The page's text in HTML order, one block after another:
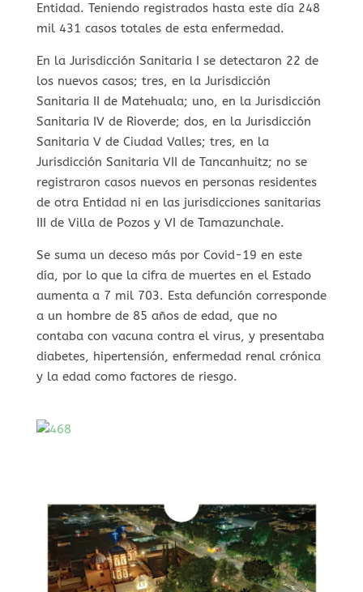
Entidad. Teniendo registrados hasta este día 248
mil 431 casos totales de esta enfermedad.
En la Jurisdicción Sanitaria I se detectaron 22 de
los nuevos casos; tres, en la Jurisdicción
Sanitaria II de Matehuala; uno, en la Jurisdicción
Sanitaria IV de Rioverde; dos, en la Jurisdicción
Sanitaria V de Ciudad Valles; tres, en la
Jurisdicción Sanitaria VII de Tancanhuitz; no se
registraron casos nuevos en personas residentes
de otra Entidad ni en las jurisdicciones sanitarias
III de Villa de Pozos y VI de Tamazunchale.
Se suma un deceso más por Covid-19 en este
día, por lo que la cifra de muertes en el Estado
aumenta a 7 mil 703. Esta defunción corresponde
a un hombre de 85 años de edad, que no
contaba con vacuna contra el virus, y presentaba
diabetes, hipertensión, enfermedad renal crónica
y la edad como factores de riesgo.